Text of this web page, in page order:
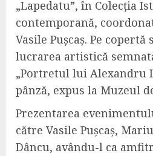
„Lapedatu”, în Colecția
contemporană,
Vasile Pușcaș. Pe copertă
lucrarea artistică
„Portretul lui Alexandru
pânză, expus la Muzeul
Prezentarea
către Vasile Pușcaș,
Dâncu, avându-l ca